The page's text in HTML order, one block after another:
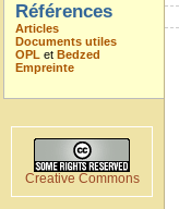
Références
Articles
Documents utiles
OPL et Bedzed
Empreinte
Creative Commons